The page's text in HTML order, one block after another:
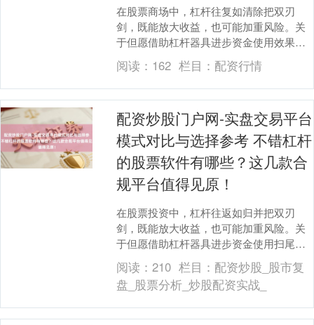
在股票商场中，杠杆往复如清除把双刃
剑，既能放大收益，也可能加重风险。关
于但愿借助杠杆器具进步资金使用效果的
投资者而言，了解开放条件并掌持正确使
用步调至关紧迫。本....
阅读： 162 栏目： 配资行情
配资炒股门户网-实盘交易平台
模式对比与选择参考 不错杠杆
的股票软件有哪些？这几款合
规平台值得见原！
在股票投资中，杠杆往返如归并把双刃
剑，既能放大收益，也可能加重风险。关
于但愿借助杠杆器具进步资金使用扫尾的
投资者而言，遴荐一款合规、安全且功能
完善的股票软件至关....
阅读：210 栏目： 配资炒股_股市复
盘_股票分析_炒股配资实战_